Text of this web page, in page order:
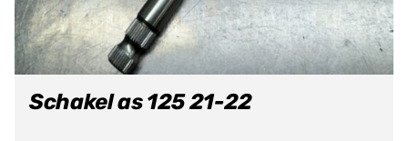
Schakel as 125 21-22